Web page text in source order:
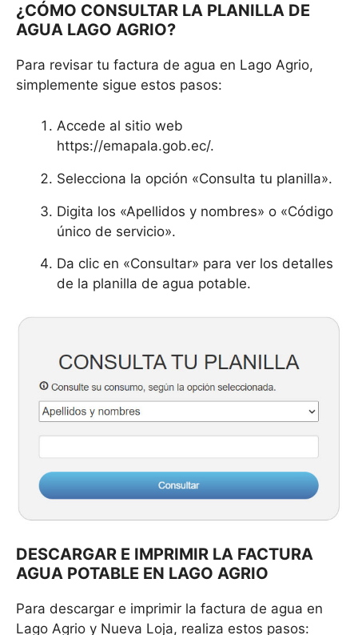
¿CÓMO CONSULTAR LA PLANILLA DE
AGUA LAGO AGRIO?
Para revisar tu factura de agua en Lago Agrio,
simplemente sigue estos pasos:
Accede al sitio web
https://emapala.gob.ec/.
Selecciona la opción «Consulta tu planilla».
Digita los «Apellidos y nombres» o «Código
único de servicio».
Da clic en «Consultar» para ver los detalles
de la planilla de agua potable.
DESCARGAR E IMPRIMIR LA FACTURA
AGUA POTABLE EN LAGO AGRIO
Para descargar e imprimir la factura de agua en
Lago Agrio y Nueva Loja, realiza estos pasos: